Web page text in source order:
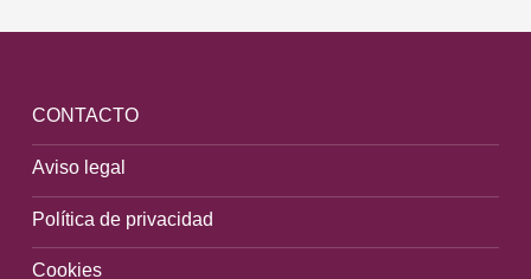
CONTACTO
Aviso legal
Política de privacidad
Cookies